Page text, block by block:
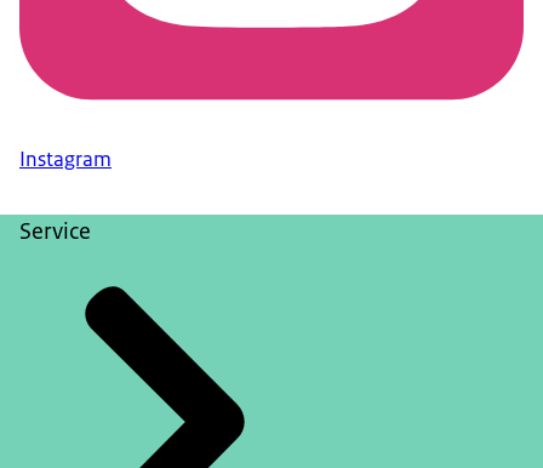
Instagram
Service